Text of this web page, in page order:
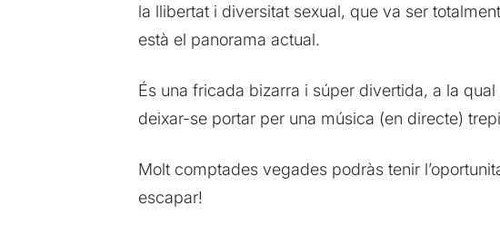
la llibertat i diversitat sexual, que va ser
està el panorama actual.
És una fricada bizarra i súper divertida, a la
deixar-se portar per una música (en directe)
Molt comptades vegades podràs tenir
escapar!